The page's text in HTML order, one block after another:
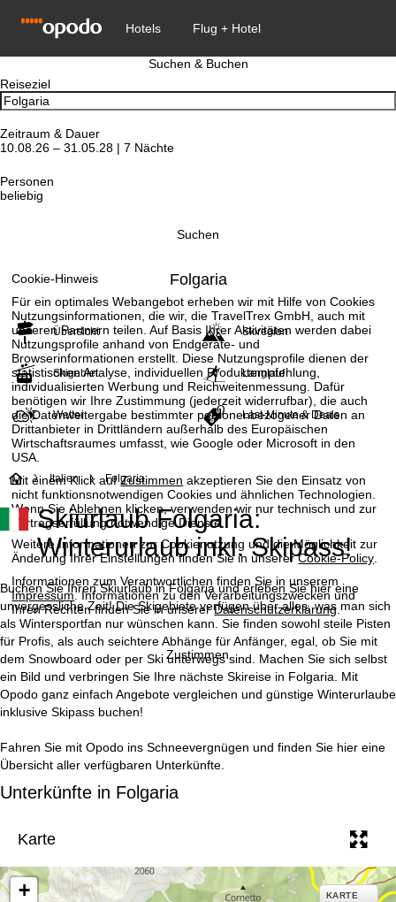
Cookie-Hinweis
Für ein optimales Webangebot erheben wir mit Hilfe von Cookies
Nutzungsinformationen, die wir, die TravelTrex GmbH, auch mit
unseren Partnern teilen. Auf Basis Ihrer Aktivitäten werden dabei
Nutzungsprofile anhand von Endgeräte- und
Browserinformationen erstellt. Diese Nutzungsprofile dienen der
statistischen Analyse, individuellen Produktempfehlung,
individualisierten Werbung und Reichweitenmessung. Dafür
benötigen wir Ihre Zustimmung (jederzeit widerrufbar), die auch
die Datenweitergabe bestimmter personenbezogener Daten an
Drittanbieter in Drittländern außerhalb des Europäischen
Wirtschaftsraumes umfasst, wie Google oder Microsoft in den
USA.
Mit einem Klick aufZustimmen akzeptieren Sie den Einsatz von
nicht funktionsnotwendigen Cookies und ähnlichen Technologien.
Wenn SieAblehnen klicken, verwenden wir nur technisch und zur
Vertragserfüllung notwendige Dienste.
Weitere Informationen zur Cookienutzung und die Möglichkeit zur
Änderung Ihrer Einstellungen finden Sie in unsererCookie-Policy.
Informationen zum Verantwortlichen finden Sie in unserem
Impressum. Informationen zu den Verarbeitungszwecken und
Ihren Rechten finden Sie in unsererDatenschutzerklärung.
Zustimmen
Suchen & Buchen
Reiseziel
Zeitraum & Dauer
10.08.26 – 31.05.28 | 7 Nächte
Personen
beliebig
Suchen
Folgaria
Übersicht Skiregion
Skigebiet Langlauf
Wetter Last-Minute & Deals
S
t
a
r
t
s
e
t
Italien Folgaria
Skiurlaub Folgaria:
Winterurlaub inkl. Skipass!
Buchen Sie Ihren Skiurlaub in Folgaria und erleben Sie hier eine
unvergessliche Zeit! Die Skigebiete verfügen über alles, was man sich
als Wintersportfan nur wünschen kann. Sie finden sowohl steile Pisten
für Profis, als auch seichtere Abhänge für Anfänger, egal, ob Sie mit
dem Snowboard oder per Ski unterwegs sind. Machen Sie sich selbst
ein Bild und verbringen Sie Ihre nächste Skireise in Folgaria. Mit
Opodo ganz einfach Angebote vergleichen und günstige Winterurlaube
inklusive Skipass buchen!
Fahren Sie mit Opodo ins Schneevergnügen und finden Sie hier eine
Übersicht aller verfügbaren Unterkünfte.
Unterkünfte in Folgaria
Karte
+ KARTE